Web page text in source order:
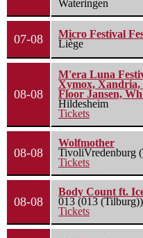
Wateringen
07-08
Micro Festival
Liège
08-08
M'era Luna
Xymox,
Floor Jansen,
Hildesheim
Tickets
08-08
Wolfmother
TivoliVredenburg
Tickets
08-08
Body Count ft.
013 (013 (Tilburg))
Tickets